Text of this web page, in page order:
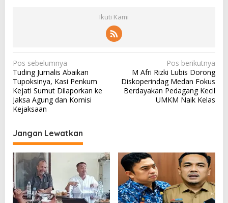
Ikuti Kami
N
a
v
i
g
a
s
i
p
o
Pos sebelumnya
Tuding Jurnalis Abaikan
Tupoksinya, Kasi Penkum
Kejati Sumut Dilaporkan ke
Jaksa Agung dan Komisi
Kejaksaan
Pos berikutnya
M Afri Rizki Lubis Dorong
Diskoperindag Medan Fokus
Berdayakan Pedagang Kecil
UMKM Naik Kelas
Jangan Lewatkan